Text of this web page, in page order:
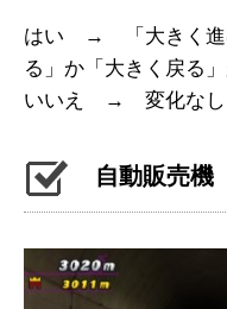
はい → 「大きく進
る」か「大きく戻る
いいえ → 変化なし
自動販売機